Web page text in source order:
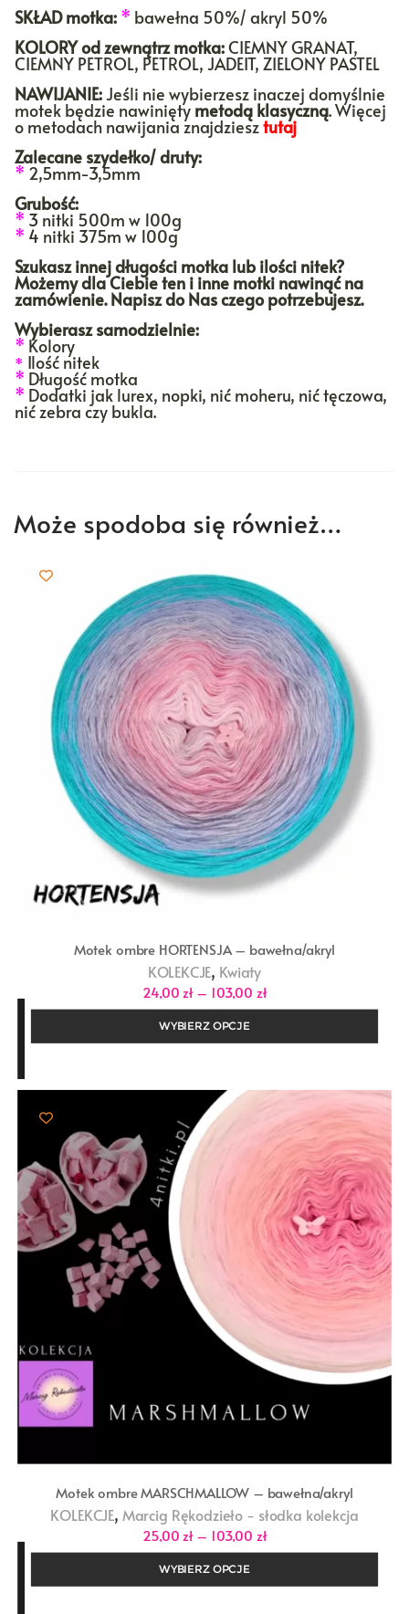
SKŁAD motka: * bawełna 50%/ akryl 50%
KOLORYod zewnątrz motka:CIEMNY GRANAT,
CIEMNY PETROL, PETROL, JADEIT, ZIELONY PASTEL
NAWIJANIE:Jeśli nie wybierzesz inaczej domyślnie
motek będzie nawinięty metodą klasyczną. Więcej
o metodach nawijania znajdziesztutaj
Zalecane szydełko/ druty:
* 2,5mm-3,5mm
Grubość:
* 3 nitki 500m w 100g
* 4 nitki 375m w 100g
Szukasz innej długości motka lub ilości nitek?
Możemy dla Ciebie ten i inne motki nawinąć na
zamówienie. Napisz do Nas czego potrzebujesz.
Wybierasz samodzielnie:
* Kolory
* Ilość nitek
* Długość motka
* Dodatki jak lurex, nopki, nić moheru, nić tęczowa,
nić zebra czy bukla.
Może spodoba się również…
Motek ombre HORTENSJA – bawełna/akryl
KOLEKCJE, Kwiaty
24,00zł – 103,00 złZakres
cen:
do
WYBIERZ OPCJE
Motek ombre MARSCHMALLOW – bawełna/akryl
KOLEKCJE, Marcig Rękodzieło - słodka kolekcja
25,00zł – 103,00 złZakres
cen:
do
WYBIERZ OPCJE